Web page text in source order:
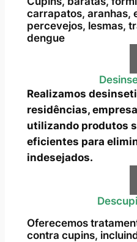
carrapatos, aranhas,
percevejos, lesmas,
dengue
Realizamos
residências,
utilizando produtos
eficientes para
indesejados.
Oferecemos
contra cupins,